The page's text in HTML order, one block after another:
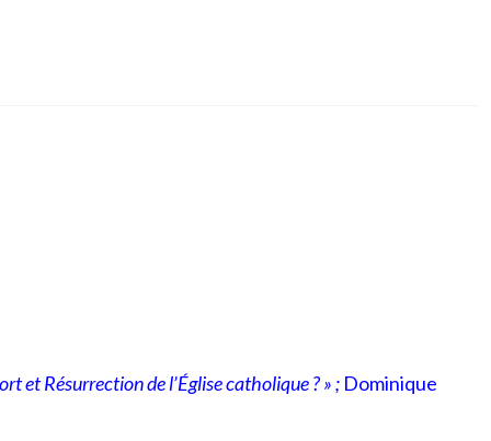
et Résurrection de l’Église catholique ? » ; Dominique